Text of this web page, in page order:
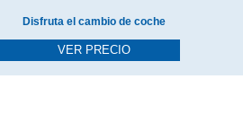
Disfruta el cambio de coche
VER PRECIO